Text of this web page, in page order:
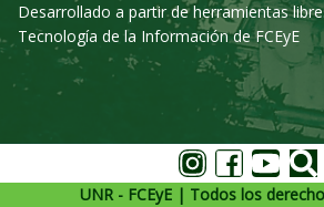
Desarrollado a partir de herramientas
Tecnología de la Información de FCEyE
UNR - FCEyE | Todos los